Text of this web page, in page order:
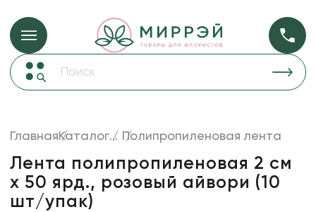
Упаковка для цветов и подарков Упаковка для
Пленка
прозрачная
Лента
ГлавнаяКаталог... Полипропиленовая лента
Лента полипропиленовая 2 см
х 50 ярд., розовый айвори (10
шт/упак)